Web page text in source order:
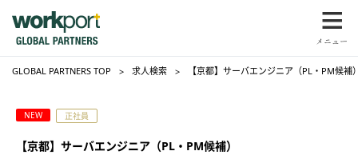
GLOBAL PARTNERS TOP 求人検索 【京都】サーバエンジニア（PL・PM候
NEW 正社員
【京都】サーバエンジニア（PL・PM候補）